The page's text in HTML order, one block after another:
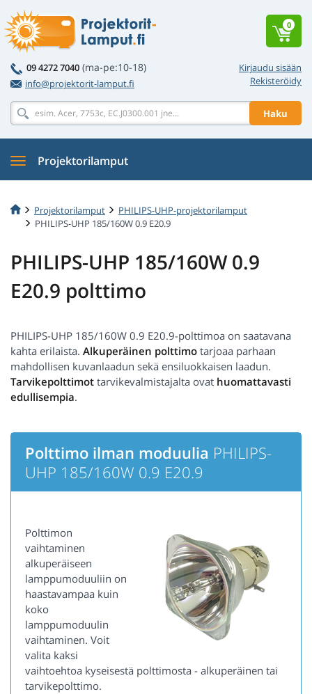
Kirjaudu sisään
Rekisteröidy
09 4272 7040 (ma-pe:10-18)
info@projektorit-lamput.fi
Haku
0
Projektorilamput
Projektorilamput
PHILIPS-UHP-projektorilamput
PHILIPS-UHP 185/160W 0.9 E20.9
PHILIPS-UHP 185/160W 0.9
E20.9 polttimo
PHILIPS-UHP 185/160W 0.9 E20.9-polttimoa on saatavana
kahta erilaista. Alkuperäinen polttimo tarjoaa parhaan
mahdollisen kuvanlaadun sekä ensiluokkaisen laadun.
Tarvikepolttimot tarvikevalmistajalta ovat huomattavasti
edullisempia.
Polttimo ilman moduulia PHILIPS-
UHP 185/160W 0.9 E20.9
Polttimon
vaihtaminen
alkuperäiseen
lamppumoduuliin on
haastavampaa kuin
koko
lamppumoduulin
vaihtaminen. Voit
valita kaksi
vaihtoehtoa kyseisestä polttimosta - alkuperäinen tai
tarvikepolttimo.